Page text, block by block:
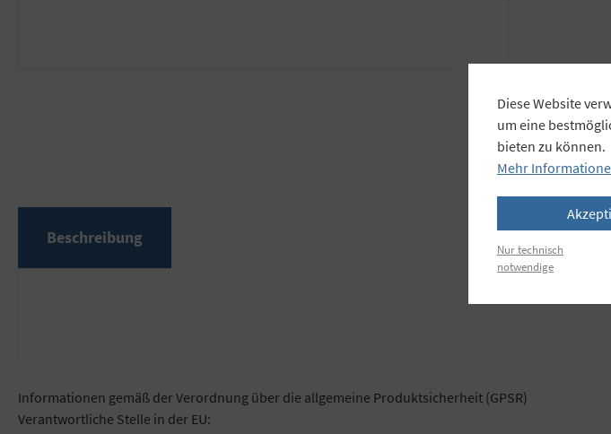
Beschreibung
Informationen gemäß der Verordnung über die allgemeine Produktsicherheit (GPSR)
Verantwortliche Stelle in der EU:
Diese Website
um eine
bieten zu können.
Mehr
Nur technisch
notwendige